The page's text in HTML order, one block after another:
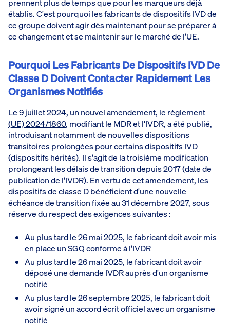
prennent plus de temps que pour les marqueurs déjà
établis. C'est pourquoi les fabricants de dispositifs IVD de
ce groupe doivent agir dès maintenant pour se préparer à
ce changement et se maintenir sur le marché de l'UE.
Pourquoi Les Fabricants De Dispositifs IVD De
Classe D Doivent Contacter Rapidement Les
Organismes Notifiés
Le 9 juillet 2024, un nouvel amendement, le règlement
(UE) 2024/1860, modifiant le MDR et l'IVDR, a été publié,
introduisant notamment de nouvelles dispositions
transitoires prolongées pour certains dispositifs IVD
(dispositifs hérités). Il s'agit de la troisième modification
prolongeant les délais de transition depuis 2017 (date de
publication de l'IVDR). En vertu de cet amendement, les
dispositifs de classe D bénéficient d'une nouvelle
échéance de transition fixée au 31 décembre 2027, sous
réserve du respect des exigences suivantes :
Au plus tard le 26 mai 2025, le fabricant doit avoir mis
en place un SGQ conforme à l'IVDR
Au plus tard le 26 mai 2025, le fabricant doit avoir
déposé une demande IVDR auprès d'un organisme
notifié
Au plus tard le 26 septembre 2025, le fabricant doit
avoir signé un accord écrit officiel avec un organisme
notifié